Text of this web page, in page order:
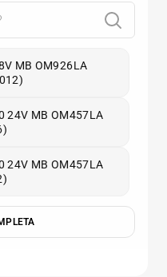
MB OM926LA
24V MB OM457LA
24V MB OM457LA